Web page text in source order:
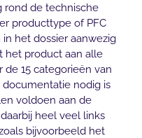
rond de technische
producttype of PFC
het dossier aanwezig
het product aan alle
15 categorieën van
documentatie nodig is
voldoen aan de
heel veel links
bijvoorbeeld het